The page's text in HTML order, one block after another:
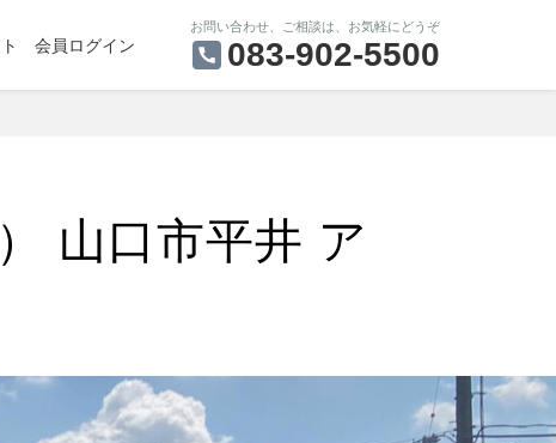
会員ログイン
お問い合わせ、ご相談は、お気軽にどうぞ
083-902-5500
山口市平井 ア